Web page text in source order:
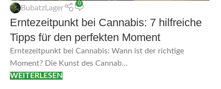
BubatzLager
0
Erntezeitpunkt bei Cannabis: 7 hilfreiche
Tipps für den perfekten Moment
Erntezeitpunkt bei Cannabis: Wann ist der richtige
Moment? Die Kunst des Cannab...
WEITERLESEN